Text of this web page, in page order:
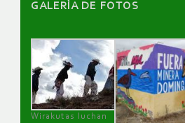
GALERÌA DE FOTOS
Wirakutas luchan